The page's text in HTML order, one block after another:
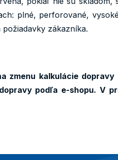
plné, perforované,
zákazníka.
zmenu kalkulácie
podľa e-shopu. V